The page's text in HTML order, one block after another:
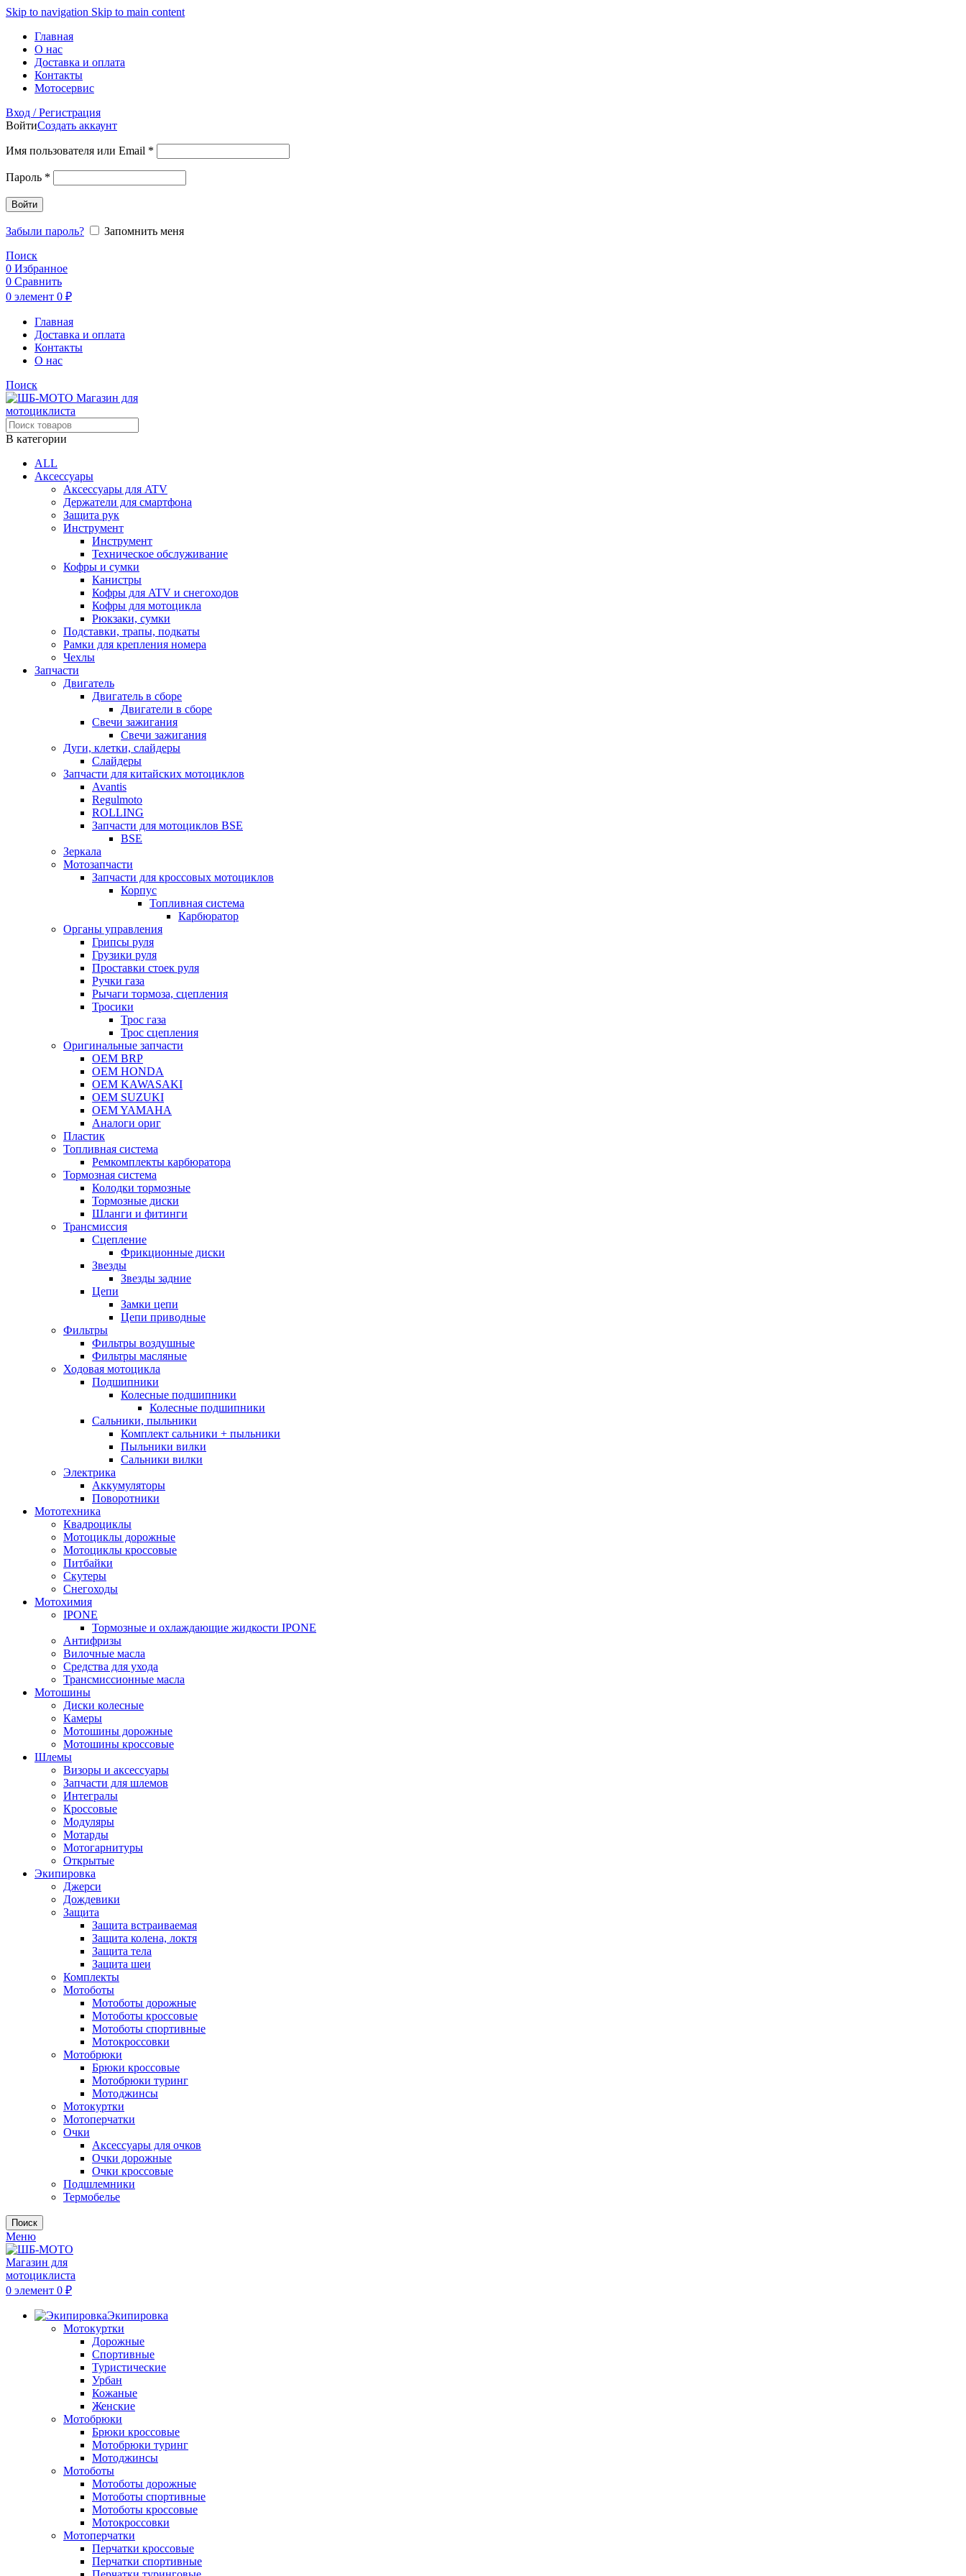
Skip to navigation Skip to main content
Главная
О нас
Доставка и оплата
Контакты
Мотосервис
Вход / Регистрация
ВойтиСоздать аккаунт
Имя пользователя или Email *
Пароль *
Войти
Забыли пароль?
Запомнить меня
Поиск
0 Избранное
0 Сравнить
0 элемент 0 ₽
Главная
Доставка и оплата
Контакты
О нас
Поиск
В категории
ALL
Аксессуары
Аксессуары для ATV
Держатели для смартфона
Защита рук
Инструмент
Инструмент
Техническое обслуживание
Кофры и сумки
Канистры
Кофры для ATV и снегоходов
Кофры для мотоцикла
Рюкзаки, сумки
Подставки, трапы, подкаты
Рамки для крепления номера
Чехлы
Запчасти
Двигатель
Двигатель в сборе
Двигатели в сборе
Свечи зажигания
Свечи зажигания
Дуги, клетки, слайдеры
Слайдеры
Запчасти для китайских мотоциклов
Avantis
Regulmoto
ROLLING
Запчасти для мотоциклов BSE
BSE
Зеркала
Мотозапчасти
Запчасти для кроссовых мотоциклов
Корпус
Топливная система
Карбюратор
Органы управления
Грипсы руля
Грузики руля
Проставки стоек руля
Ручки газа
Рычаги тормоза, сцепления
Тросики
Трос газа
Трос сцепления
Оригинальные запчасти
OEM BRP
OEM HONDA
OEM KAWASAKI
OEM SUZUKI
OEM YAMAHA
Аналоги ориг
Пластик
Топливная система
Ремкомплекты карбюратора
Тормозная система
Колодки тормозные
Тормозные диски
Шланги и фитинги
Трансмиссия
Cцепление
Фрикционные диски
Звезды
Звезды задние
Цепи
Замки цепи
Цепи приводные
Фильтры
Фильтры воздушные
Фильтры масляные
Ходовая мотоцикла
Подшипники
Колесные подшипники
Колесные подшипники
Сальники, пыльники
Комплект сальники + пыльники
Пыльники вилки
Сальники вилки
Электрика
Аккумуляторы
Поворотники
Мототехника
Квадроциклы
Мотоциклы дорожные
Мотоциклы кроссовые
Питбайки
Скутеры
Снегоходы
Мотохимия
IPONE
Тормозные и охлаждающие жидкости IPONE
Антифризы
Вилочные масла
Средства для ухода
Трансмиссионные масла
Мотошины
Диски колесные
Камеры
Мотошины дорожные
Мотошины кроссовые
Шлемы
Визоры и аксессуары
Запчасти для шлемов
Интегралы
Кроссовые
Модуляры
Мотарды
Мотогарнитуры
Открытые
Экипировка
Джерси
Дождевики
Защита
Защита встраиваемая
Защита колена, локтя
Защита тела
Защита шеи
Комплекты
Мотоботы
Мотоботы дорожные
Мотоботы кроссовые
Мотоботы спортивные
Мотокроссовки
Мотобрюки
Брюки кроссовые
Мотобрюки туринг
Мотоджинсы
Мотокуртки
Мотоперчатки
Очки
Аксессуары для очков
Очки дорожные
Очки кроссовые
Подшлемники
Термобелье
Поиск
Меню
0 элемент 0 ₽
Экипировка
Мотокуртки
Дорожные
Спортивные
Туристические
Урбан
Кожаные
Женские
Мотобрюки
Брюки кроссовые
Мотобрюки туринг
Мотоджинсы
Мотоботы
Мотоботы дорожные
Мотоботы спортивные
Мотоботы кроссовые
Мотокроссовки
Мотоперчатки
Перчатки кроссовые
Перчатки спортивные